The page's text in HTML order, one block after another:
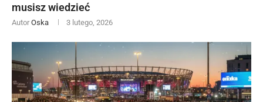
musisz wiedzieć
Autor Oska 3 lutego, 2026